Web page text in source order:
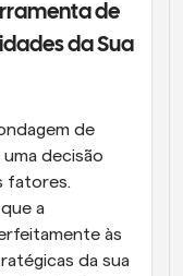
de
da Sua
de
decisão
fatores.
a
às
da sua